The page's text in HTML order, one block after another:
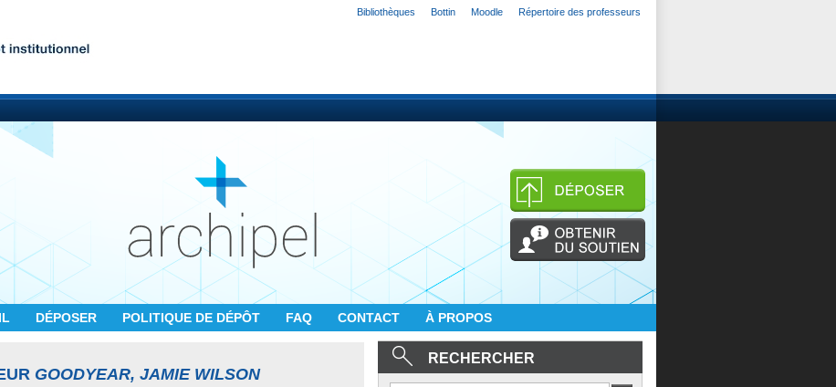
Bibliothèques Bottin Moodle Répertoire des professeurs
DÉPOSER POLITIQUE DE DÉPÔT FAQ CONTACT À PROPOS
GOODYEAR, JAMIE WILSON
RECHERCHER